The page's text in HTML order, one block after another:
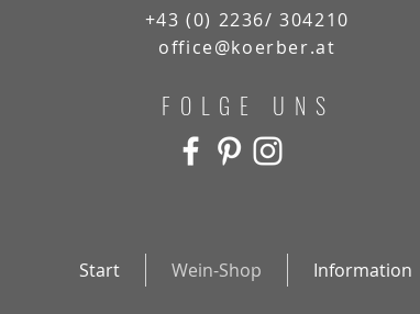
Start Wein-Shop Information
+43 (0) 2236/ 304210
office@koerber.at
FOLGE UNS